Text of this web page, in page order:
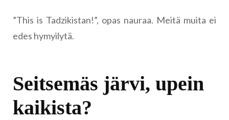
”This is Tadzikistan!”, opas nauraa. Meitä muita ei
edes hymyilytä.
Seitsemäs järvi, upein
kaikista?